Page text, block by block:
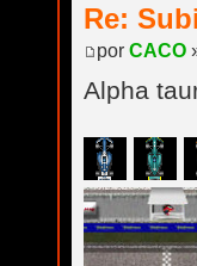
Re:
por CACO
Alpha